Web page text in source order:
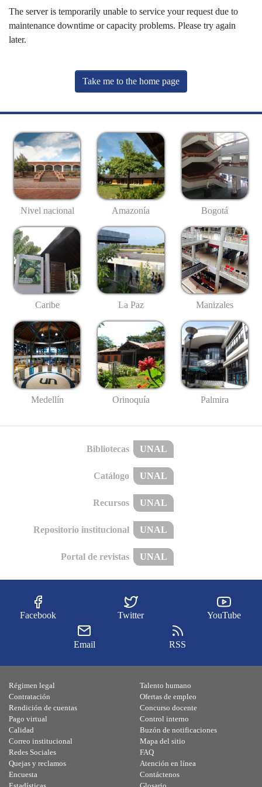
The server is temporarily unable to service your request due to
maintenance downtime or capacity problems. Please try again
later.
Take me to the home page
Nivel nacional Amazonía Bogotá
Caribe La Paz Manizales
Medellín Orinoquía Palmira
Bibliotecas UNAL
Catálogo UNAL
Recursos UNAL
Repositorio institucional UNAL
Portal de revistas UNAL
Facebook Twitter YouTube
Email RSS
Régimen legal
Contratación
Rendición de cuentas
Pago virtual
Calidad
Talento humano
Ofertas de empleo
Concurso docente
Control interno
Buzón de notificaciones
Correo institucional
Redes Sociales
Quejas y reclamos
Encuesta
Mapa del sitio
FAQ
Atención en línea
Contáctenos